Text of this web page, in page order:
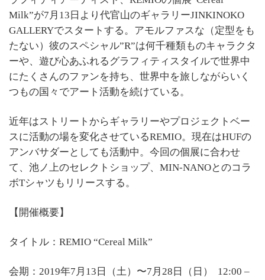
Milk”が7月13日より代官山のギャラリーJINKINOKO
GALLERYでスタートする。アモルファスな（定型をも
たない）彼のスペシャル”R”は何千種類ものキャラクタ
ーや、遊び心あふれるグラフィティスタイルで世界中
にたくさんのファンを持ち、世界中を旅しながらいく
つもの国々でアート活動を続けている。
近年はストリートからギャラリーやプロジェクトベー
スに活動の場を変化させているREMIO。現在はHUFの
アンバサダーとしても活動中。今回の個展に合わせ
て、池ノ上のセレクトショップ、MIN-NANOとのコラ
ボTシャツもリリースする。
【開催概要】
タイトル：REMIO “Cereal Milk”
会期：2019年7月13日（土）〜7月28日（日） 12:00 –